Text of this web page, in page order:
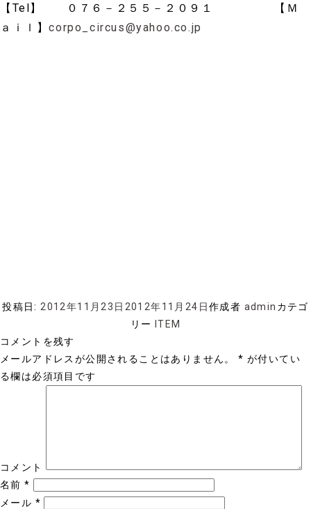
【Tel】 ０７６－２５５－２０９１ 【Ｍ
ａｉｌ】corpo_circus@yahoo.co.jp
投稿日: 2012年11月23日 2012年11月24日作成者 admin カテゴ
リー ITEM
コメントを残す
メールアドレスが公開されることはありません。
* が付いてい
る欄は必須項目です
コメント
名前*
メール *